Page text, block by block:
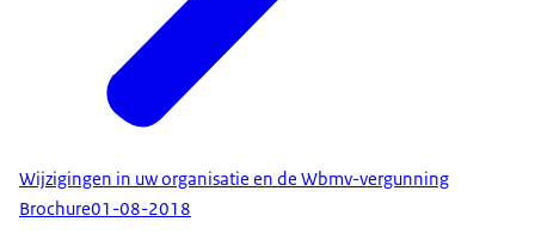
Wijzigingen in uw organisatie en de Wbmv-vergunning
Brochure01-08-2018